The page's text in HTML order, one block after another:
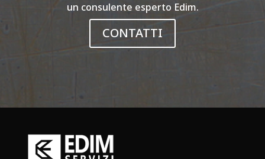
un consulente esperto Edim.
CONTATTI